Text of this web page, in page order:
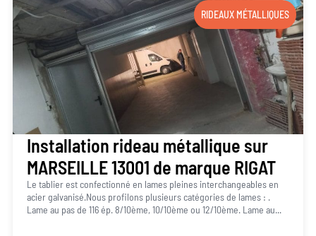
RIDEAUX MÉTALLIQUES
Installation rideau métallique sur
MARSEILLE 13001 de marque RIGAT
Le tablier est confectionné en lames pleines interchangeables en
acier galvanisé.Nous profilons plusieurs catégories de lames : .
Lame au pas de 116 ép. 8/10ème, 10/10ème ou 12/10ème. Lame au...